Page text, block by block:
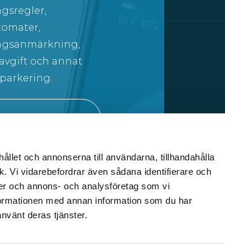
och annonserna till användarna, tillhandahålla
Vi vidarebefordrar även sådana identifierare och
och annons- och analysföretag som vi
med annan information som du har
deras tjänster.
och annat
E-POST